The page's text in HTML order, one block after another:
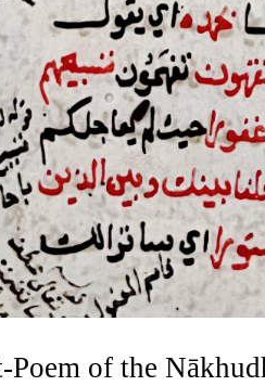
of the